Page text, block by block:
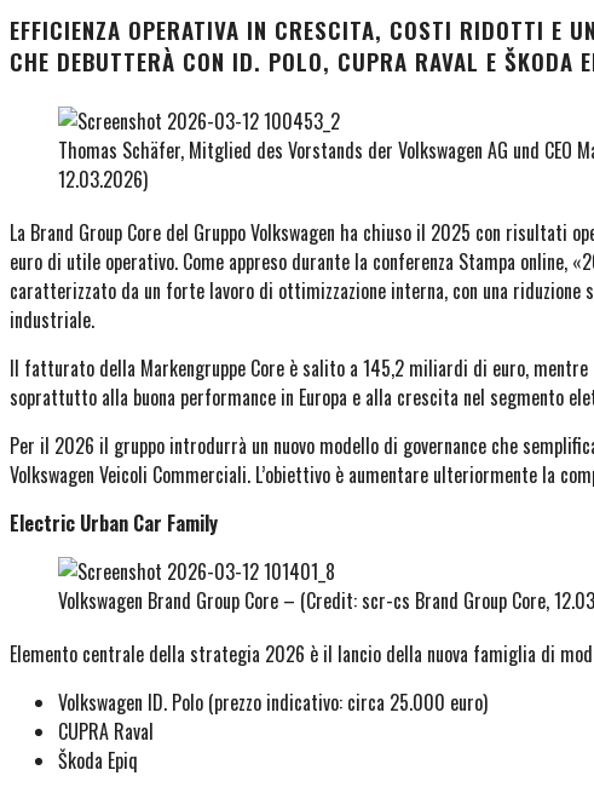
EFFICIENZA OPERATIVA IN CRESCITA, COSTI RIDOTTI E
CHE DEBUTTERÀ CON ID. POLO, CUPRA RAVAL E ŠKODA
Thomas Schäfer, Mitglied des Vorstands der Volkswagen AG und CEO
12.03.2026)
La Brand Group Core del Gruppo Volkswagen ha chiuso il 2025 con risultati
euro di utile operativo. Come appreso durante la conferenza Stampa online,
caratterizzato da un forte lavoro di ottimizzazione interna, con una
industriale.
Il fatturato della Markengruppe Core è salito a 145,2 miliardi di euro,
soprattutto alla buona performance in Europa e alla crescita nel segmento
Per il 2026 il gruppo introdurrà un nuovo modello di governance che
Volkswagen Veicoli Commerciali. L’obiettivo è aumentare ulteriormente la
Electric Urban Car Family
Volkswagen Brand Group Core – (Credit: scr-cs Brand Group Core,
Elemento centrale della strategia 2026 è il lancio della nuova famiglia di
Volkswagen ID. Polo (prezzo indicativo: circa 25.000 euro)
CUPRA Raval
Škoda Epiq